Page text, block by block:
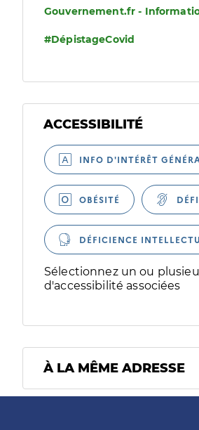
Gouvernement.fr -
#DépistageCovid
ACCESSIBILITÉ
Filtres
Sélectionnez un ou plusieurs
INFO D'INTÉRÊT
OBÉSITÉ
DÉFICIENCE
Sélectionnez un ou
d'accessibilité associées
À LA MÊME ADRESSE